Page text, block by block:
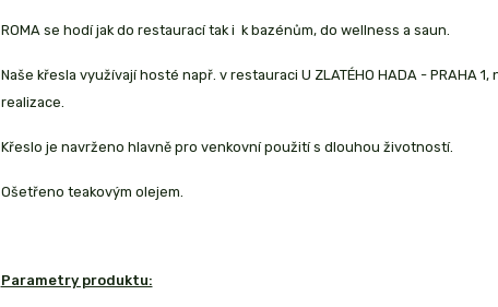
ROMA se hodí jak do restaurací tak i k bazénům, do wellness a saun.
Naše křesla využívají hosté např. v restauraci U ZLATÉHO HADA - PRAHA
realizace.
Křeslo je navrženo hlavně pro venkovní použití s dlouhou životností.
Ošetřeno teakovým olejem.
Parametry produktu: